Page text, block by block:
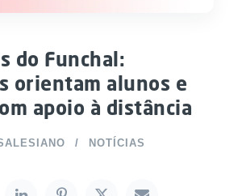
do Funchal:
orientam alunos e
apoio à distância
NOTÍCIAS